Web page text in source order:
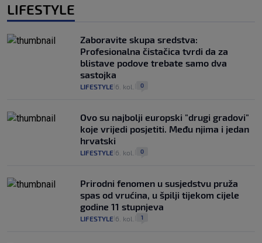
LIFESTYLE
Zaboravite skupa sredstva:
Profesionalna čistačica tvrdi da za
blistave podove trebate samo dva
sastojka
LIFESTYLE 6. kol. 0
Ovo su najbolji europski "drugi gradovi"
koje vrijedi posjetiti. Među njima i jedan
hrvatski
LIFESTYLE 6. kol. 0
Prirodni fenomen u susjedstvu pruža
spas od vrućina, u špilji tijekom cijele
godine 11 stupnjeva
LIFESTYLE 6. kol. 1